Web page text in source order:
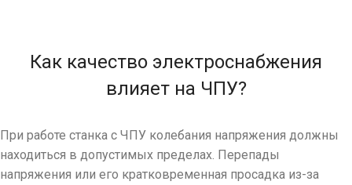
Как качество электроснабжения
влияет на ЧПУ?
При работе станка с ЧПУ колебания напряжения должны
находиться в допустимых пределах. Перепады
напряжения или его кратковременная просадка из-за